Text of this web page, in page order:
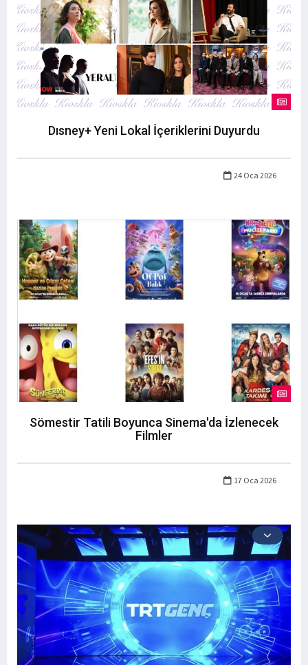
Dısney+ Yeni Lokal İçeriklerini Duyurdu
24 Oca 2026
Sömestir Tatili Boyunca Sinema'da İzlenecek
Filmler
17 Oca 2026